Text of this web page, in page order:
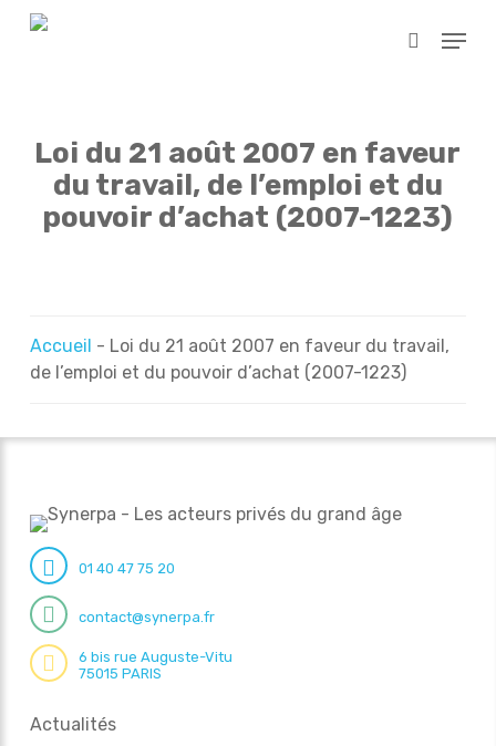
Skip
search
Menu
Loi du 21 août 2007 en faveur
du travail, de l’emploi et du
pouvoir d’achat (2007-1223)
Accueil - Loi du 21 août 2007 en faveur du travail,
de l’emploi et du pouvoir d’achat (2007-1223)
01 40 47 75 20
contact@synerpa.fr
6 bis rue Auguste-Vitu
75015 PARIS
Actualités